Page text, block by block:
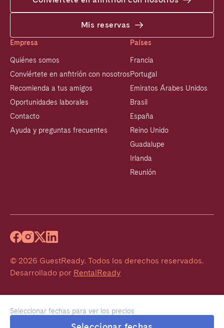
Seleccionar fechas para ver los precios
Mis reservas
Empresa
Quiénes somos
Conviértete en anfitrión con nosotros
Recomienda a tus amigos
Oportunidades laborales
Contacto
Ayuda y preguntas frecuentes
Países
Francia
Portugal
Emiratos Árabes Unidos
Brasil
España
Reino Unido
Guadalupe
Irlanda
Reunión
© 2026 GuestReady. Todos los derechos reservados.
Desarrollado por RentalReady